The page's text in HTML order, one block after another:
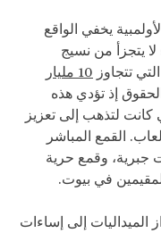
يخفي الواقع
لا يتجزأ من نسيج
تتجاوز
10 مليار
إذ تؤدي هذه
كانت لتذهب إلى تعزيز
القمع المباشر
جبرية، وقمع حرية
في بيوت.
الميداليات إلى إساءات